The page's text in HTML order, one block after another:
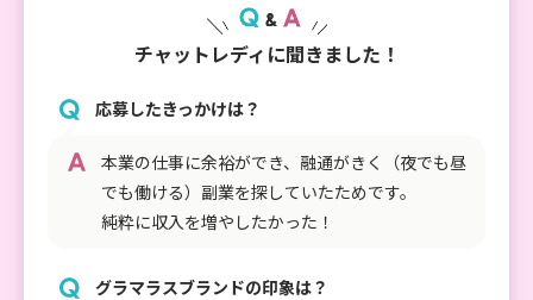
チャットレディに聞きました！
応募したきっかけは？
本業の仕事に余裕ができ、融通がきく（夜でも昼
でも働ける）副業を探していたためです。
純粋に収入を増やしたかった！
グラマラスブランドの印象は？